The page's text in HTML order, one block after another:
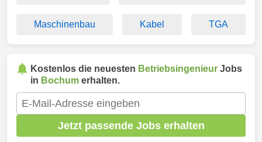
Maschinenbau Kabel TGA
Kostenlos die neuesten Betriebsingenieur Jobs
in Bochum erhalten.
Jetzt passende Jobs erhalten